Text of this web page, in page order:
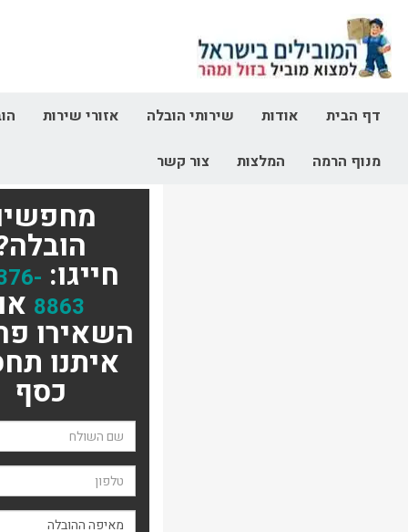
דף הבית אודות שירותי הובלה אזורי שירות
מנוף הרמה המלצות צור קשר
חייגו:
8863
השאירו
איתנו
כסף
שם השולח
טלפון
מאיפה ההובלה